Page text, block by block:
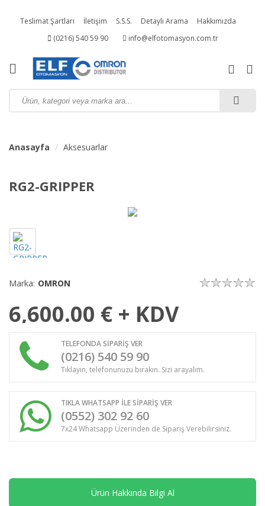
Teslimat Şartları İletişim S.S.S. Detaylı Arama Hakkımızda
(0216) 540 59 90 info@elfotomasyon.com.tr
Anasayfa Aksesuarlar
RG2-GRIPPER
Marka: OMRON
6,600.00 € + KDV
TELEFONDA SİPARİŞ VER
(0216) 540 59 90
Tıklayın, telefonunuzu bırakın. Sizi arayalım.
TIKLA WHATSAPP İLE SİPARİŞ VER
(0552) 302 92 60
7x24 Whatsapp Üzerinden de Sipariş Verebilirsiniz.
Ürün Hakkında Bilgi Al